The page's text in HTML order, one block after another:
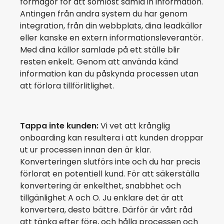
Antingen från andra system du har genom
integration, från din webbplats, dina leadkällor
eller kanske en extern informationsleverantör.
Med dina källor samlade på ett ställe blir
resten enkelt. Genom att använda känd
information kan du påskynda processen utan
att förlora tillförlitlighet.
Tappa inte kunden:Vi vet att krånglig
onboarding kan resultera i att kunden droppar
ut ur processen innan den är klar.
Konverteringen slutförs inte och du har precis
förlorat en potentiell kund. För att säkerställa
konvertering är enkelthet, snabbhet och
tillgänlighet A och O. Ju enklare det är att
konvertera, desto bättre. Därför är vårt råd